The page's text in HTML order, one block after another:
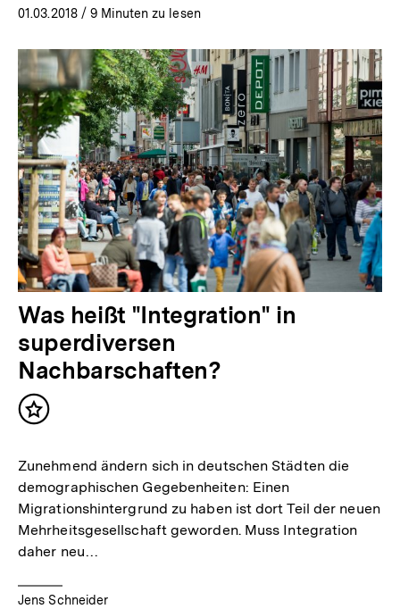
01.03.2018/ 9 Minuten zu lesen
Was heißt "Integration" in
superdiversen
Nachbarschaften?
Inhalt
Zunehmend ändern sich in deutschen Städten die
demographischen Gegebenheiten: Einen
Migrationshintergrund zu haben ist dort Teil der neuen
Mehrheitsgesellschaft geworden. Muss Integration
daher neu…
Jens Schneider